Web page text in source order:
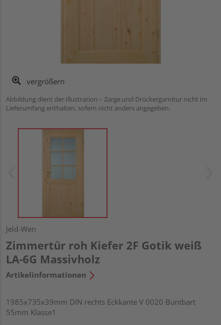
vergrößern
Abbildung dient der Illustration – Zarge und Drückergarnitur nicht im
Lieferumfang enthalten, sofern nicht anders angegeben.
Jeld-Wen
Zimmertür roh Kiefer 2F Gotik weiß
LA-6G Massivholz
Artikelinformationen
1985x735x39mm DIN rechts Eckkante V 0020 Buntbart
55mm Klasse1